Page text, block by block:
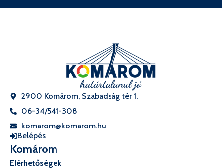
2900 Komárom, Szabadság tér 1.
06-34/541-308
komarom@komarom.hu
Belépés
Komárom
Elérhetőségek